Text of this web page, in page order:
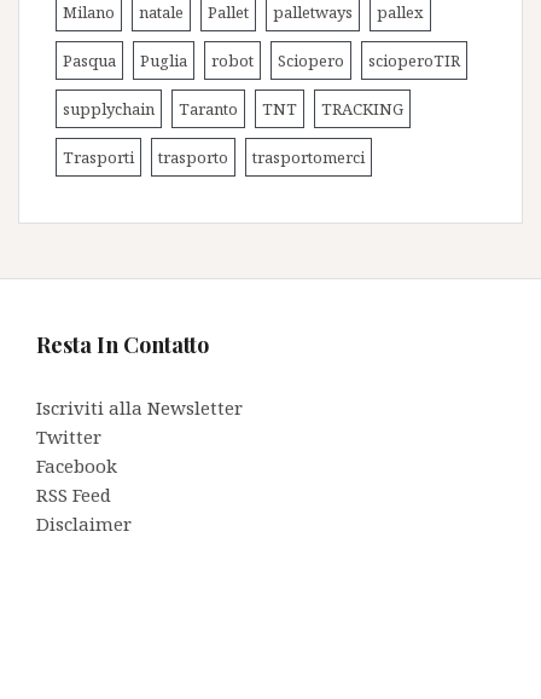
Milano natale Pallet palletways pallex
Pasqua Puglia robot Sciopero scioperoTIR
supplychain Taranto TNT TRACKING
Trasporti trasporto trasportomerci
Resta In Contatto
Iscriviti alla Newsletter
Twitter
Facebook
RSS Feed
Disclaimer